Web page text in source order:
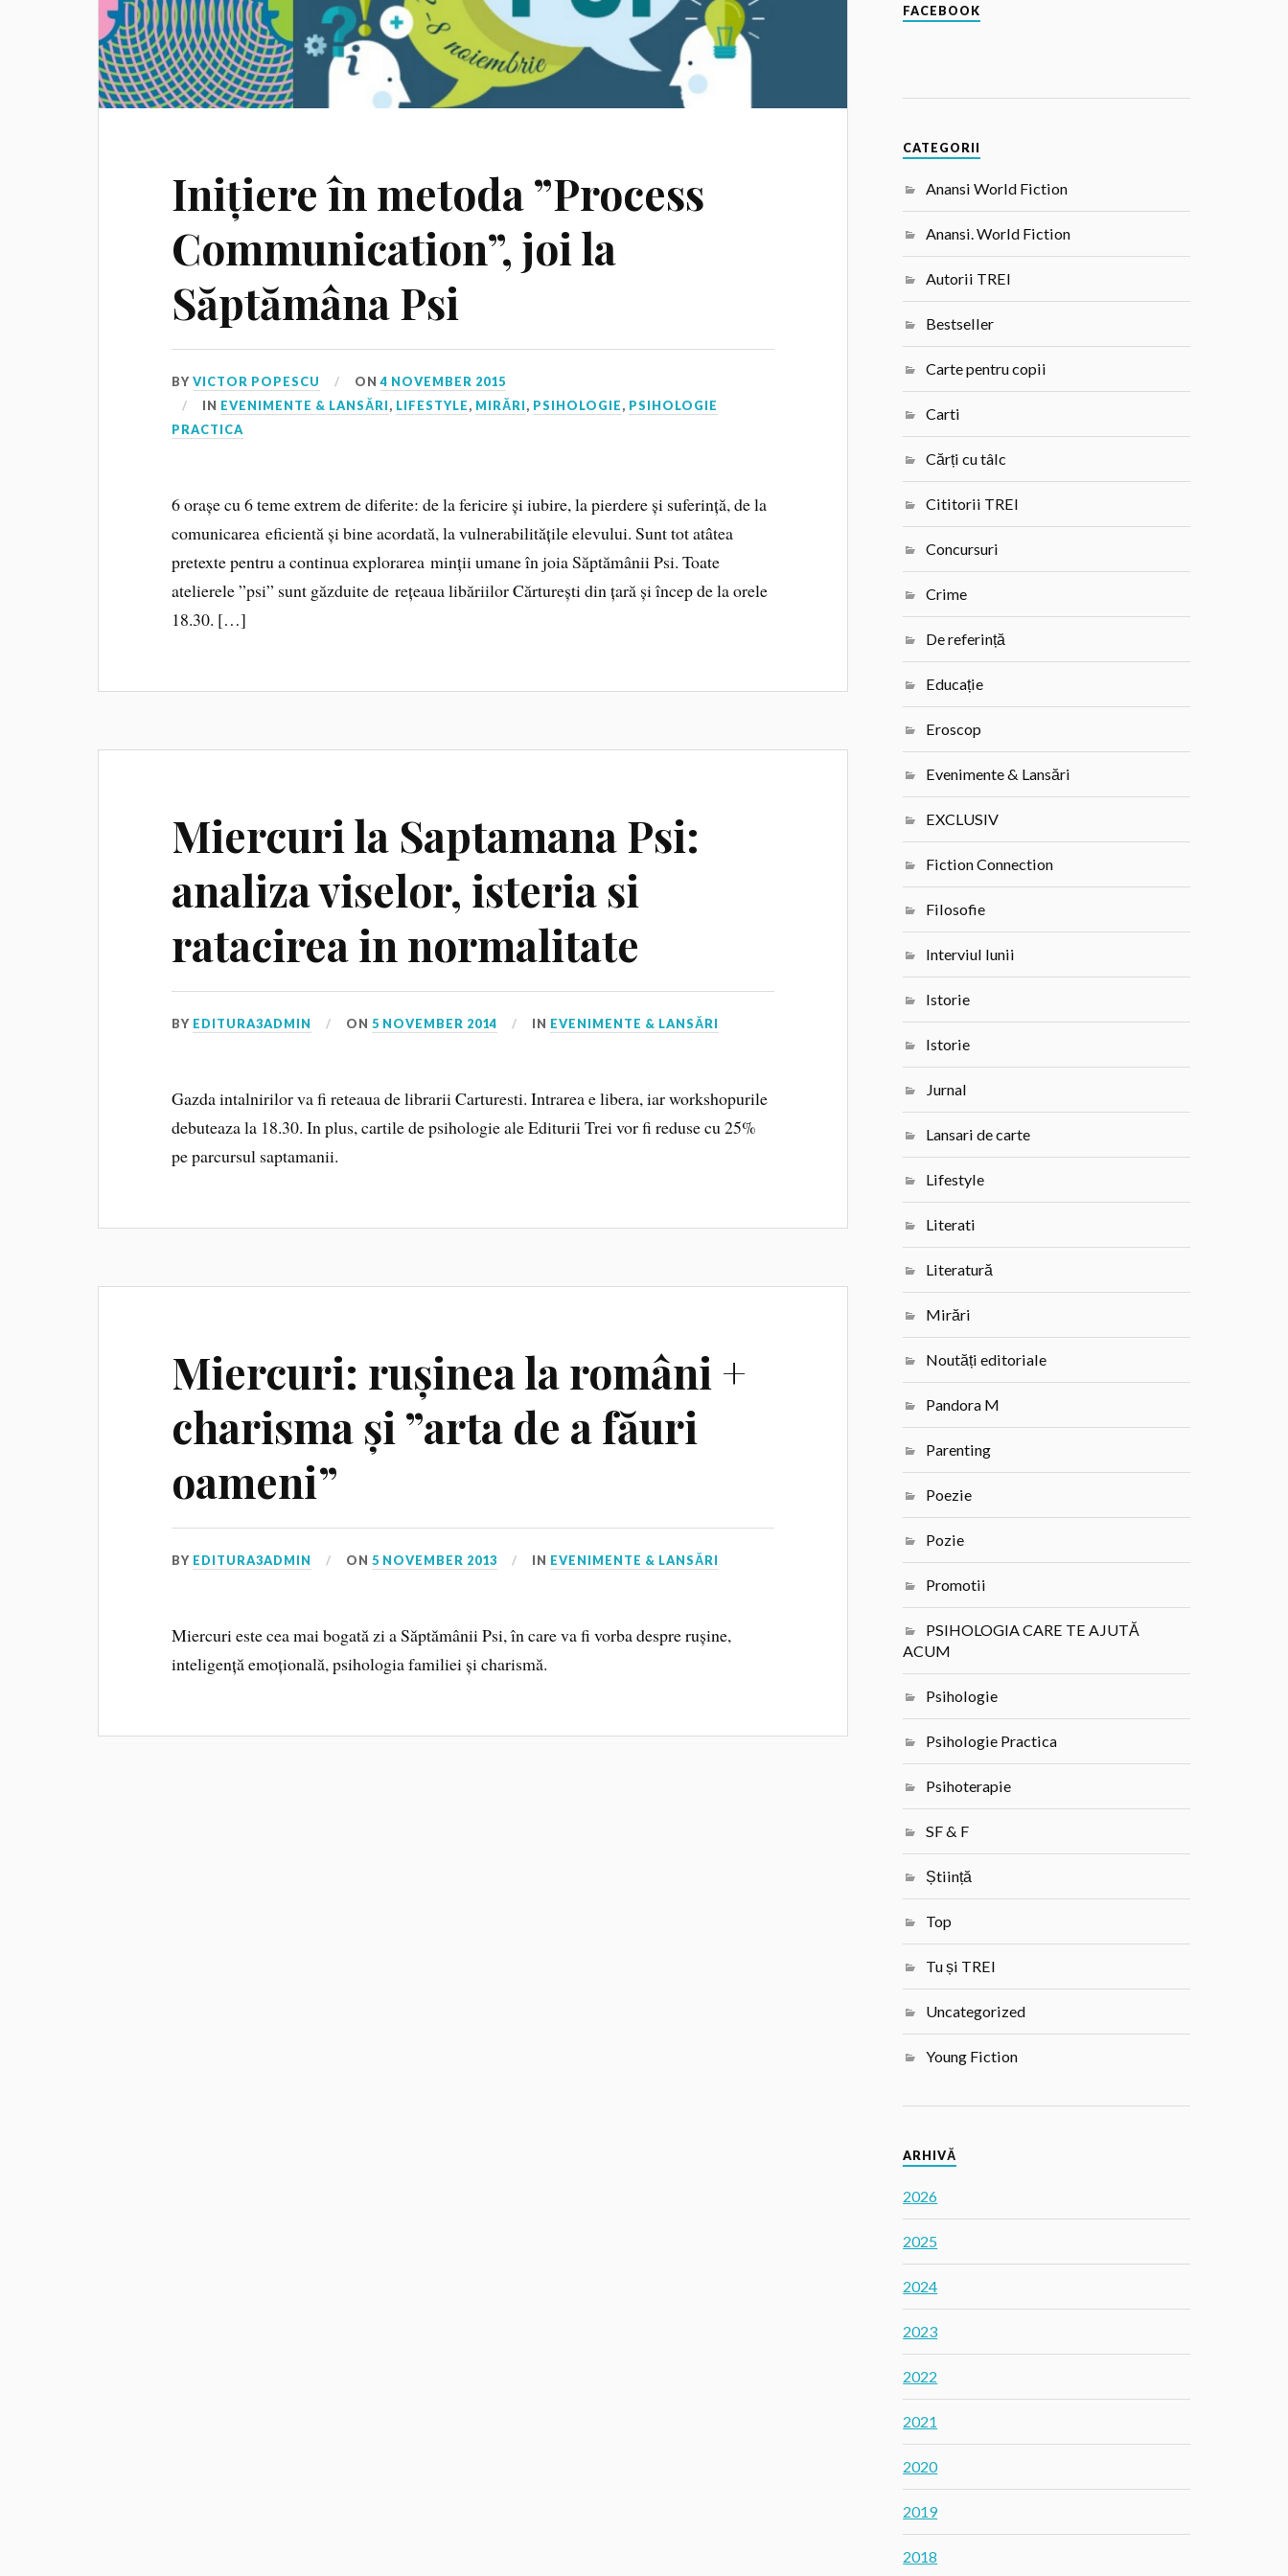
Inițiere în metoda ”Process
Communication”, joi la
Săptămâna Psi
BYVICTOR POPESCU ON4 NOVEMBER 2015
IN EVENIMENTE & LANSĂRI, LIFESTYLE, MIRĂRI, PSIHOLOGIE, PSIHOLOGIE
PRACTICA
6 orașe cu 6 teme extrem de diferite: de la fericire și iubire, la pierdere și suferință, de la
comunicarea eficientă și bine acordată, la vulnerabilitățile elevului. Sunt tot atâtea
pretexte pentru a continua explorarea minții umane în joia Săptămânii Psi. Toate
atelierele ”psi” sunt găzduite de rețeaua libăriilor Cărturești din țară și încep de la orele
18.30. […]
Miercuri la Saptamana Psi:
analiza viselor, isteria si
ratacirea in normalitate
BY EDITURA3ADMIN ON5 NOVEMBER 2014 IN EVENIMENTE & LANSĂRI
Gazda intalnirilor va fi reteaua de librarii Carturesti. Intrarea e libera, iar workshopurile
debuteaza la 18.30. In plus, cartile de psihologie ale Editurii Trei vor fi reduse cu 25%
pe parcursul saptamanii.
Miercuri: rușinea la români +
charisma și ”arta de a făuri
oameni”
BY EDITURA3ADMIN ON5 NOVEMBER 2013 IN EVENIMENTE & LANSĂRI
Miercuri este cea mai bogată zi a Săptămânii Psi, în care va fi vorba despre rușine,
inteligență emoțională, psihologia familiei și charismă.
FACEBOOK
CATEGORII
Anansi World Fiction
Anansi. World Fiction
Autorii TREI
Bestseller
Carte pentru copii
Carti
Cărți cu tâlc
Cititorii TREI
Concursuri
Crime
De referință
Educație
Eroscop
Evenimente & Lansări
EXCLUSIV
Fiction Connection
Filosofie
Interviul lunii
Istorie
Istorie
Jurnal
Lansari de carte
Lifestyle
Literati
Literatură
Mirări
Noutăți editoriale
Pandora M
Parenting
Poezie
Pozie
Promotii
PSIHOLOGIA CARE TE AJUTĂ
ACUM
Psihologie
Psihologie Practica
Psihoterapie
SF & F
Știință
Top
Tu și TREI
Uncategorized
Young Fiction
ARHIVĂ
2026
2025
2024
2023
2022
2021
2020
2019
2018